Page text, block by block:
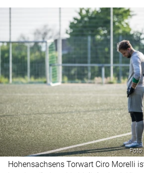
Hohensachsens Torwart Ciro Morelli